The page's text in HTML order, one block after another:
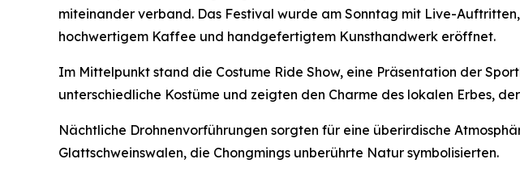
miteinander verband. Das Festival wurde am Sonntag mit Live-
hochwertigem Kaffee und handgefertigtem Kunsthandwerk eröffnet.
Im Mittelpunkt stand die Costume Ride Show, eine Präsentation der
unterschiedliche Kostüme und zeigten den Charme des lokalen Erbes,
Nächtliche Drohnenvorführungen sorgten für eine überirdische
Glattschweinswalen, die Chongmings unberührte Natur symbolisierten.